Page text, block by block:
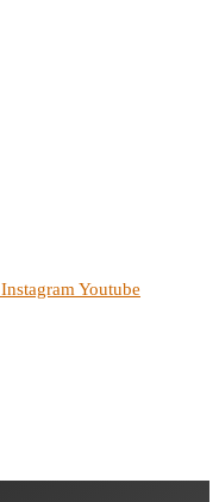
Instagram Youtube